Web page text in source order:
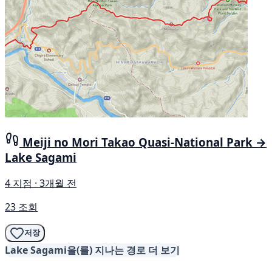
Meiji no Mori Takao Quasi-National Park →
Lake Sagami
4 지점 · 3개월 전
23 조회
저장
Lake Sagami을(를) 지나는 경로 더 보기